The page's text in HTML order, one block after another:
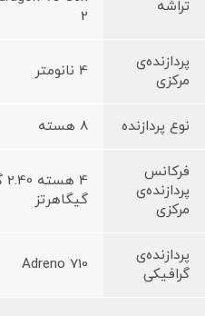
تراشه
2
پردازنده‌ی
مرکزی
4 نانومتر
نوع پردازنده 8 هسته
فرکانس
پردازنده‌ی
مرکزی
گیگاهرتز
پردازنده‌ی
گرافیکی
Adreno 710